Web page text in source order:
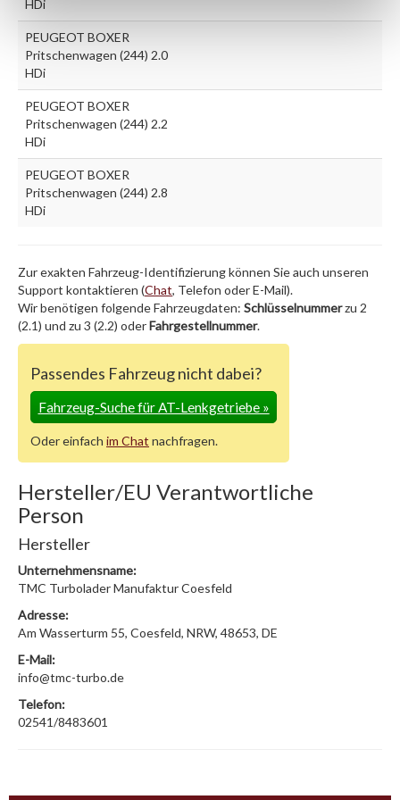
HDi
PEUGEOT BOXER
Pritschenwagen (244) 2.0
HDi
PEUGEOT BOXER
Pritschenwagen (244) 2.2
HDi
PEUGEOT BOXER
Pritschenwagen (244) 2.8
HDi
Zur exakten Fahrzeug-Identifizierung können Sie auch unseren
Support kontaktieren (Chat, Telefon oder E-Mail).
Wir benötigen folgende Fahrzeugdaten: Schlüsselnummerzu 2
(2.1) und zu 3 (2.2) oderFahrgestellnummer.
Passendes Fahrzeug nicht dabei?
Fahrzeug-Suche für AT-Lenkgetriebe»
Oder einfach im Chat nachfragen.
Hersteller/EU Verantwortliche
Person
Hersteller
Unternehmensname:
TMC Turbolader Manufaktur Coesfeld
Adresse:
Am Wasserturm 55, Coesfeld, NRW, 48653, DE
E-Mail:
info@tmc-turbo.de
Telefon:
02541/8483601